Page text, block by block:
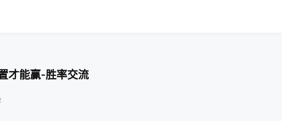
才能赢-胜率交流